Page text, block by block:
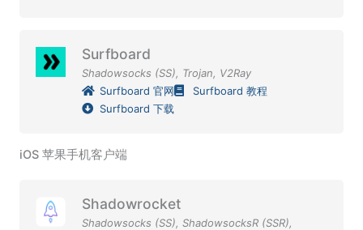
Surfboard
Shadowsocks (SS), Trojan, V2Ray
Surfboard 官网
Surfboard 教程
Surfboard 下载
iOS 苹果手机客户端
Shadowrocket
Shadowsocks (SS), ShadowsocksR (SSR),